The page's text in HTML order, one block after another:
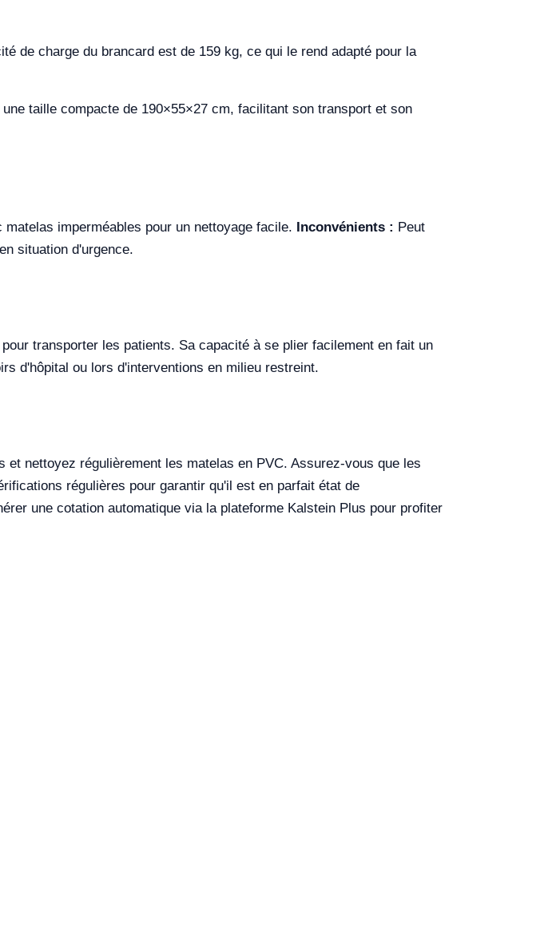
de charge du brancard est de 159 kg, ce qui le rend adapté pour la
taille compacte de 190×55×27 cm, facilitant son transport et son
imperméables pour un nettoyage facile. Inconvénients : Peut
situation d'urgence.
transporter les patients. Sa capacité à se plier facilement en fait un
d'hôpital ou lors d'interventions en milieu restreint.
nettoyez régulièrement les matelas en PVC. Assurez-vous que les
régulières pour garantir qu'il est en parfait état de
une cotation automatique via la plateforme Kalstein Plus pour profiter